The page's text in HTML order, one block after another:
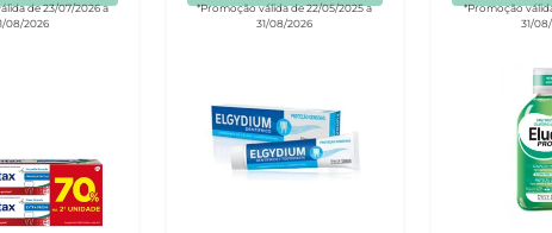
de 23/07/2026 a
08/2026
*Promoção válida de 22/05/2025 a
31/08/2026
*Promoção
31/